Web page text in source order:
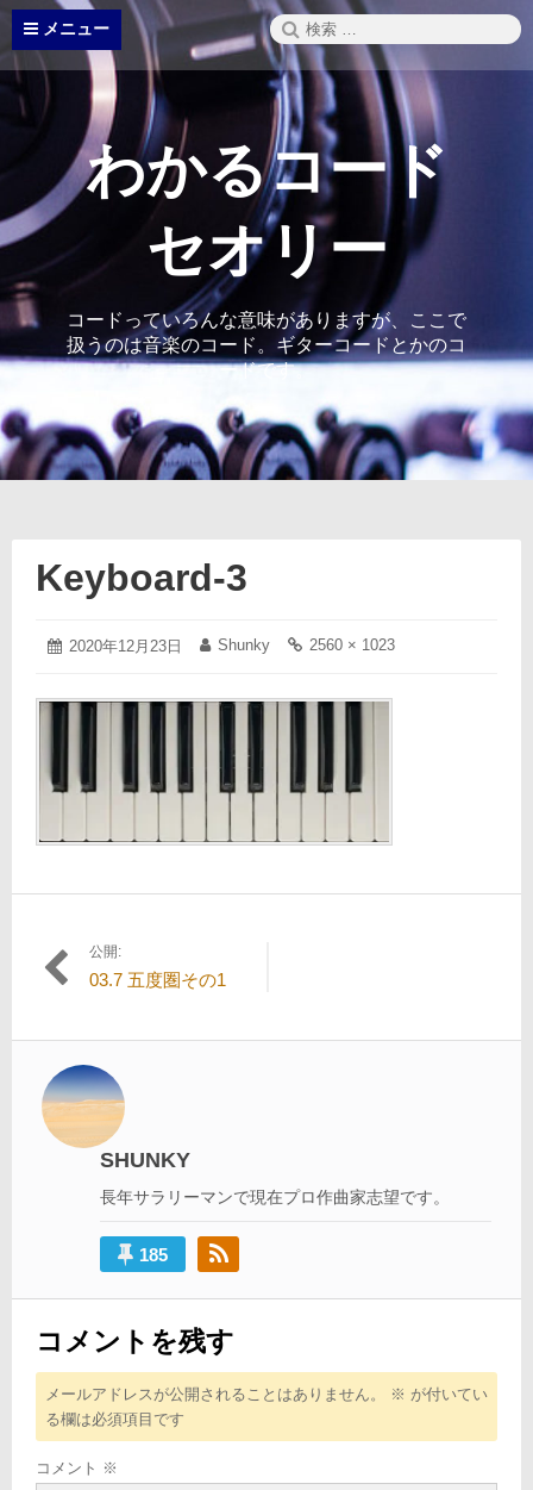
コ
テ
ン
ッ
プ
メニュー
検
索:
わかるコード
セオリー
コードっていろんな意味がありますが、ここで
扱うのは音楽のコード。ギターコードとかのコ
ードです。
Keyboard-3
投
2020年12月23日
2020
月
投
Shunky
フ
イ
リ
ン
2560 × 1023
投
ナ
ビ
ゲ
ー
公開:
03.7 五度圏その1
SHUNKY
長年サラリーマンで現在プロ作曲家志望です。
185
コメントを残す
メールアドレスが公開されることはありません。 ※ が付いてい
る欄は必須項目です
コメント ※